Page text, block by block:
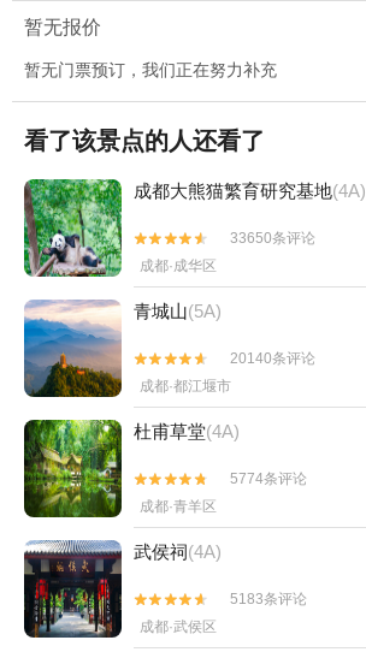
暂无报价
暂无门票预订，我们正在努力补充
看了该景点的人还看了
成都大熊猫繁育研究基地(4A)


33650条评论
成都·成华区
青城山(5A)


20140条评论
成都·都江堰市
杜甫草堂(4A)


5774条评论
成都·青羊区
武侯祠(4A)


5183条评论
成都·武侯区